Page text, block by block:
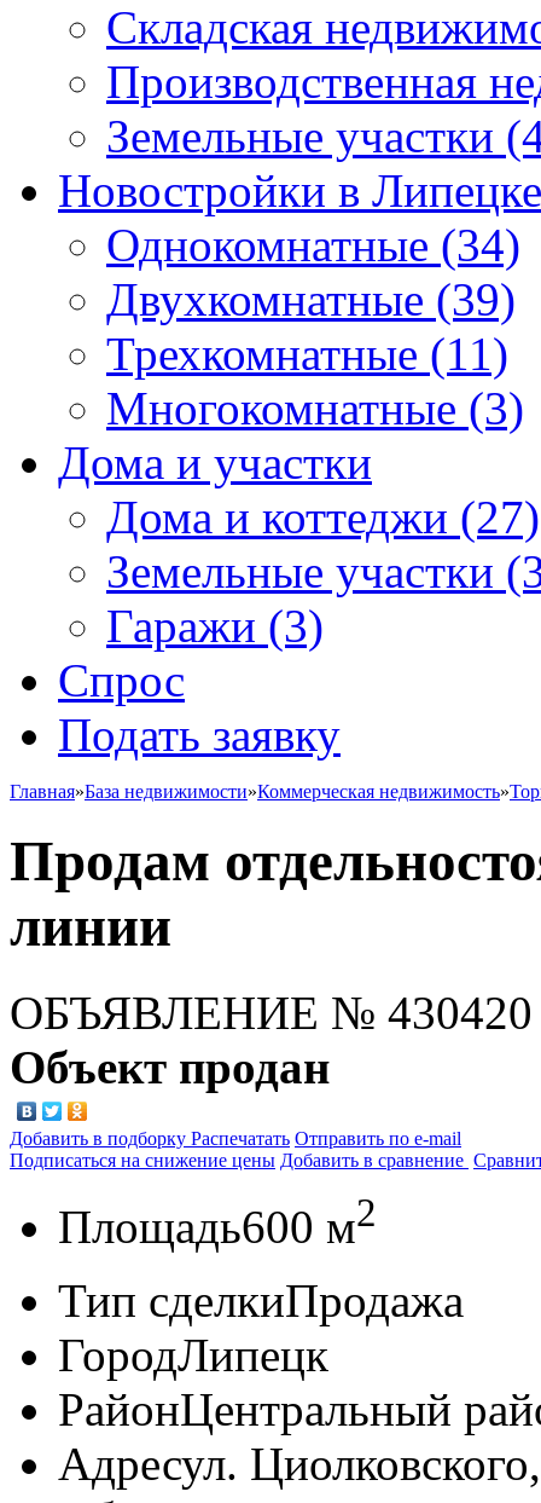
Складская
Производственная
Земельные участки
Новостройки в Липецке
Однокомнатные (34)
Двухкомнатные (39)
Трехкомнатные (11)
Многокомнатные (3)
Дома и участки
Дома и коттеджи (27)
Земельные участки
Гаражи (3)
Спрос
Подать заявку
Главная»База недвижимости»Коммерческая недвижимость»
Продам
линии
ОБЪЯВЛЕНИЕ № 430420
Объект продан
Добавить в подборку Распечатать Отправить по e-mail
Подписаться на снижение цены Добавить в сравнение
Площадь600 м2
Тип сделкиПродажа
ГородЛипецк
РайонЦентральный
Адресул.